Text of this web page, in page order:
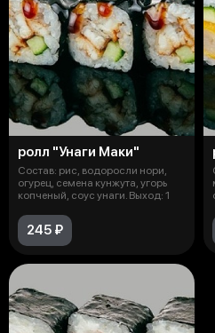
ролл "Унаги Маки"
Состав: рис, водоросли нори,
огурец, семена кунжута, угорь
копченый, соус унаги. Выход: 1
245 ₽